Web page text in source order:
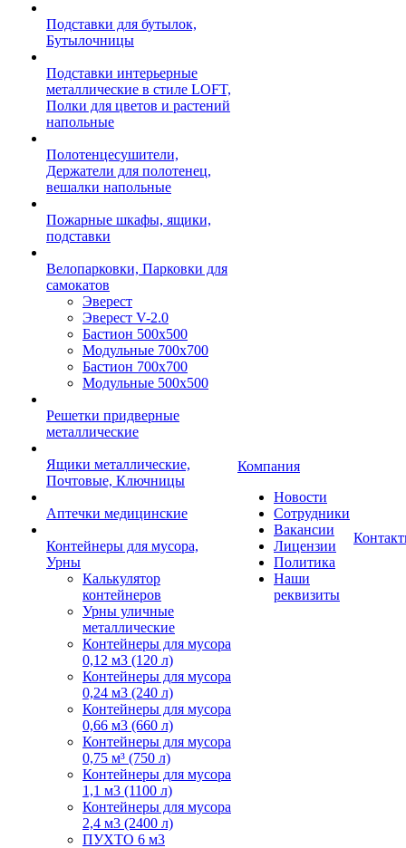
Подставки для бутылок,
Бутылочницы
Подставки интерьерные
металлические в стиле LOFT,
Полки для цветов и растений
напольные
Полотенцесушители,
Держатели для полотенец,
вешалки напольные
Пожарные шкафы, ящики,
подставки
Велопарковки, Парковки для
самокатов
Эверест
Эверест V-2.0
Бастион 500х500
Модульные 700х700
Бастион 700х700
Модульные 500х500
Решетки придверные
металлические
Ящики металлические,
Почтовые, Ключницы
Аптечки медицинские
Контейнеры для мусора,
Урны
Калькулятор
контейнеров
Урны уличные
металлические
Контейнеры для мусора
0,12 м3 (120 л)
Контейнеры для мусора
0,24 м3 (240 л)
Контейнеры для мусора
0,66 м3 (660 л)
Контейнеры для мусора
0,75 м³ (750 л)
Контейнеры для мусора
1,1 м3 (1100 л)
Контейнеры для мусора
2,4 м3 (2400 л)
ПУХТО 6 м3
Компания
Новости
Сотрудники
Вакансии
Лицензии
Политика
Наши
реквизиты